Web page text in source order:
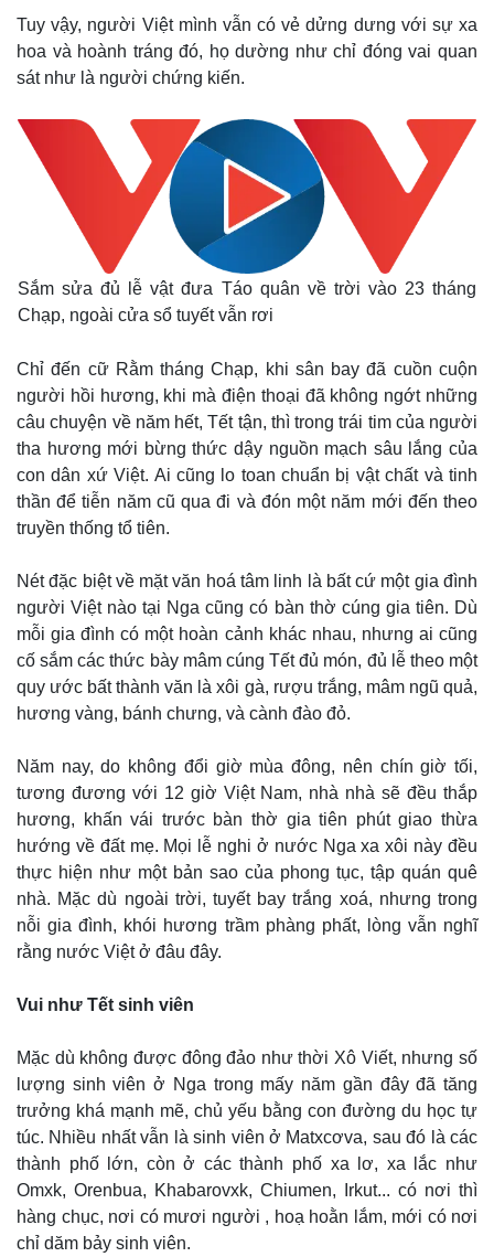
Pháp luật
Vụ án
Tin nóng
Tuy vậy, người Việt mình vẫn có vẻ dửng dưng với sự xa
hoa và hoành tráng đó, họ dường như chỉ đóng vai quan
sát như là người chứng kiến.
Sắm sửa đủ lễ vật đưa Táo quân về trời vào 23 tháng
Chạp, ngoài cửa sổ tuyết vẫn rơi
Chỉ đến cữ Rằm tháng Chạp, khi sân bay đã cuồn cuộn
người hồi hương, khi mà điện thoại đã không ngớt những
câu chuyện về năm hết, Tết tận, thì trong trái tim của người
tha hương mới bừng thức dậy nguồn mạch sâu lắng của
con dân xứ Việt. Ai cũng lo toan chuẩn bị vật chất và tinh
thần để tiễn năm cũ qua đi và đón một năm mới đến theo
truyền thống tổ tiên.
Nét đặc biệt về mặt văn hoá tâm linh là bất cứ một gia đình
người Việt nào tại Nga cũng có bàn thờ cúng gia tiên. Dù
mỗi gia đình có một hoàn cảnh khác nhau, nhưng ai cũng
cố sắm các thức bày mâm cúng Tết đủ món, đủ lễ theo một
quy ước bất thành văn là xôi gà, rượu trắng, mâm ngũ quả,
hương vàng, bánh chưng, và cành đào đỏ.
Năm nay, do không đổi giờ mùa đông, nên chín giờ tối,
tương đương với 12 giờ Việt Nam, nhà nhà sẽ đều thắp
hương, khấn vái trước bàn thờ gia tiên phút giao thừa
hướng về đất mẹ. Mọi lễ nghi ở nước Nga xa xôi này đều
thực hiện như một bản sao của phong tục, tập quán quê
nhà. Mặc dù ngoài trời, tuyết bay trắng xoá, nhưng trong
nỗi gia đình, khói hương trầm phàng phất, lòng vẫn nghĩ
rằng nước Việt ở đâu đây.
Vui như Tết sinh viên
Mặc dù không được đông đảo như thời Xô Viết, nhưng số
lượng sinh viên ở Nga trong mấy năm gần đây đã tăng
trưởng khá mạnh mẽ, chủ yếu bằng con đường du học tự
túc. Nhiều nhất vẫn là sinh viên ở Matxcơva, sau đó là các
thành phố lớn, còn ở các thành phố xa lơ, xa lắc như
Omxk, Orenbua, Khabarovxk, Chiumen, Irkut... có nơi thì
hàng chục, nơi có mươi người , hoạ hoằn lắm, mới có nơi
chỉ dăm bảy sinh viên.